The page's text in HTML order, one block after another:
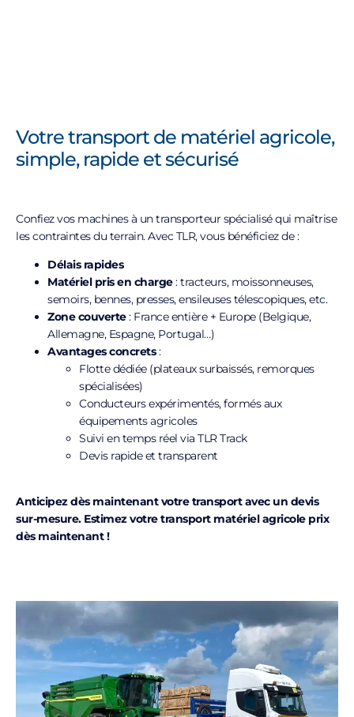
“Heure d’arrivée respectée, arrimage parfait : tracteur, benne et fendeur
sanglés avec soin. Chauffeur très professionnel et sympathique. Livraison
Votre transport de matériel agricole,
simple, rapide et sécurisé
Confiez vos machines à un transporteur spécialisé qui maîtrise
les contraintes du terrain. Avec TLR, vous bénéficiez de :
Délais rapides
Matériel pris en charge: tracteurs, moissonneuses,
semoirs, bennes, presses, ensileuses télescopiques, etc.
Zone couverte: France entière + Europe (Belgique,
Allemagne, Espagne, Portugal…)
Avantages concrets:
Flotte dédiée (plateaux surbaissés, remorques
spécialisées)
Conducteurs expérimentés, formés aux
équipements agricoles
Suivi en temps réel via TLR Track
Devis rapide et transparent
Anticipez dès maintenant votre transport avec un devis
sur-mesure. Estimez votre transport matériel agricole prix
dès maintenant !